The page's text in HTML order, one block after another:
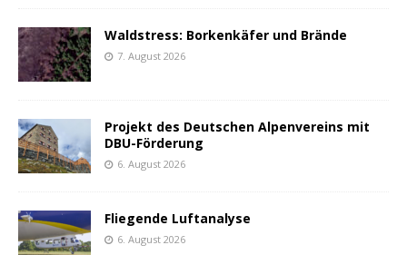
Waldstress: Borkenkäfer und Brände
7. August 2026
Projekt des Deutschen Alpenvereins mit
DBU-Förderung
6. August 2026
Fliegende Luftanalyse
6. August 2026